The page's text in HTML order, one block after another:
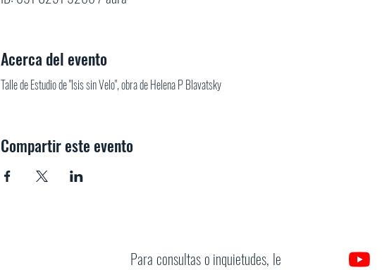
Acerca del evento
Talle de Estudio de "Isis sin Velo", obra de Helena P Blavatsky
Compartir este evento
Para consultas o inquietudes, le